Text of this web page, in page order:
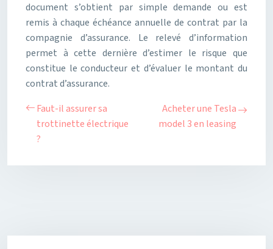
document s’obtient par simple demande ou est
remis à chaque échéance annuelle de contrat par la
compagnie d’assurance. Le relevé d’information
permet à cette dernière d’estimer le risque que
constitue le conducteur et d’évaluer le montant du
contrat d’assurance.
Faut-il assurer sa
trottinette électrique
?
Acheter une Tesla
model 3 en leasing